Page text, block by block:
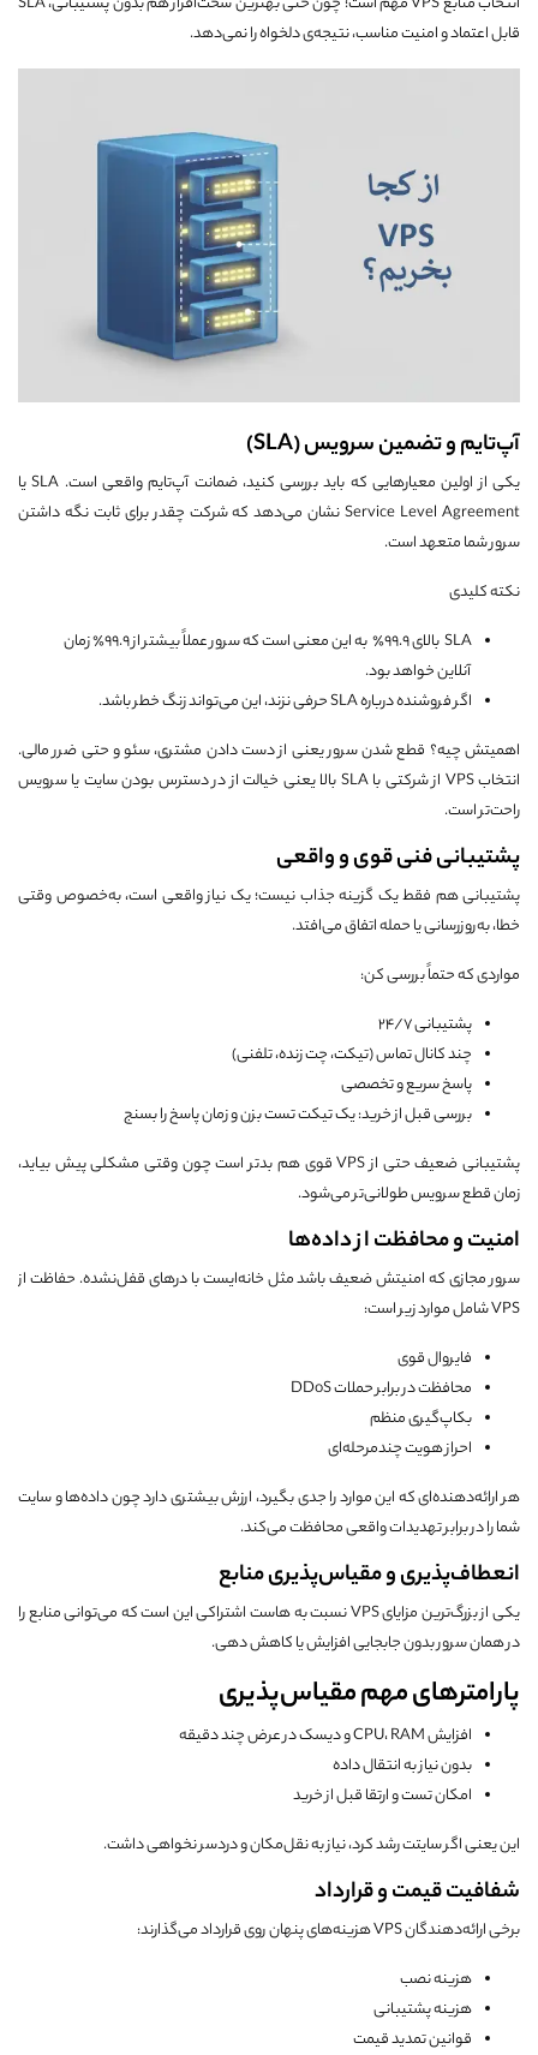
قابل اعتماد و امنیت مناسب، نتیجه‌ی دلخواه را نمی‌دهد.
آپ‌تایم و تضمین سرویس (SLA)
یکی از اولین معیارهایی که باید بررسی کنید، ضمانت آپ‌تایم واقعی است. SLA یا
Service Level Agreement نشان می‌دهد که شرکت چقدر برای ثابت نگه داشتن
سرور شما متعهد است.
نکته کلیدی
SLA بالای 99.9٪ به این معنی است که سرور عملاً بیشتر از 99.9٪ زمان
آنلاین خواهد بود.
اگر فروشنده درباره SLA حرفی نزند، این می‌تواند زنگ خطر باشد.
اهمیتش چیه؟ قطع شدن سرور یعنی از دست دادن مشتری، سئو و حتی ضرر مالی.
انتخاب VPS از شرکتی با SLA بالا یعنی خیالت از در دسترس بودن سایت یا سرویس
راحت‌تر است.
پشتیبانی فنی قوی و واقعی
پشتیبانی هم فقط یک گزینه جذاب نیست؛ یک نیاز واقعی است، به‌خصوص وقتی
خطا، به‌روزرسانی یا حمله اتفاق می‌افتد.
مواردی که حتماً بررسی کن:
پشتیبانی 24/7
چند کانال تماس (تیکت، چت زنده، تلفنی)
پاسخ سریع و تخصصی
بررسی قبل از خرید: یک تیکت تست بزن و زمان پاسخ را بسنج
پشتیبانی ضعیف حتی از VPS قوی هم بدتر است چون وقتی مشکلی پیش بیاید،
زمان قطع سرویس طولانی‌تر می‌شود.
امنیت و محافظت از داده‌ها
سرور مجازی که امنیتش ضعیف باشد مثل خانه‌ایست با درهای قفل‌نشده. حفاظت از
VPS شامل موارد زیر است:
فایروال قوی
محافظت در برابر حملات DDoS
بکاپ‌گیری منظم
احراز هویت چندمرحله‌ای
هر ارائه‌دهنده‌ای که این موارد را جدی بگیرد، ارزش بیشتری دارد چون داده‌ها و سایت
شما را در برابر تهدیدات واقعی محافظت می‌کند.
انعطاف‌پذیری و مقیاس‌پذیری منابع
یکی از بزرگ‌ترین مزایای VPS نسبت به هاست اشتراکی این است که می‌توانی منابع را
در همان سرور بدون جابجایی افزایش یا کاهش دهی.
پارامترهای مهم مقیاس‌پذیری
افزایش CPU، RAM و دیسک در عرض چند دقیقه
بدون نیاز به انتقال داده
امکان تست و ارتقا قبل از خرید
این یعنی اگر سایتت رشد کرد، نیاز به نقل‌مکان و دردسر نخواهی داشت.
شفافیت قیمت و قرارداد
برخی ارائه‌دهندگان VPS هزینه‌های پنهان روی قرارداد می‌گذارند:
هزینه نصب
هزینه پشتیبانی
قوانین تمدید قیمت